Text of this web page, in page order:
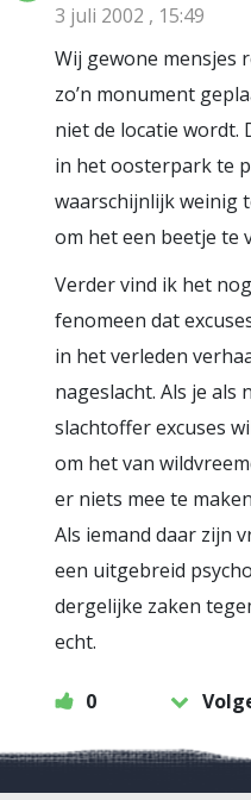
3 juli 2002 , 15:49
Wij gewone
zo’n monument
niet de locatie wordt.
in het oosterpark te
waarschijnlijk weinig
om het een beetje te
Verder vind ik het
fenomeen dat
in het verleden
nageslacht. Als je als
slachtoffer excuses
om het van
er niets mee te
Als iemand daar zijn
een uitgebreid
dergelijke zaken
echt.
0